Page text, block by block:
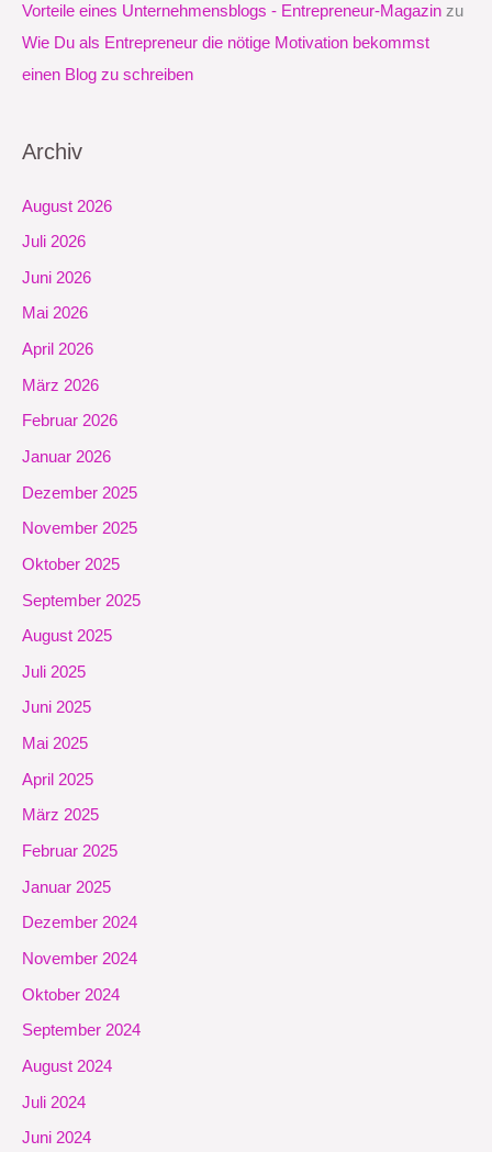
Vorteile eines Unternehmensblogs - Entrepreneur-Magazin zu
Wie Du als Entrepreneur die nötige Motivation bekommst
einen Blog zu schreiben
Archiv
August 2026
Juli 2026
Juni 2026
Mai 2026
April 2026
März 2026
Februar 2026
Januar 2026
Dezember 2025
November 2025
Oktober 2025
September 2025
August 2025
Juli 2025
Juni 2025
Mai 2025
April 2025
März 2025
Februar 2025
Januar 2025
Dezember 2024
November 2024
Oktober 2024
September 2024
August 2024
Juli 2024
Juni 2024